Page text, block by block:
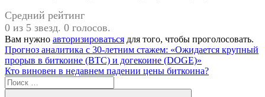
Средний рейтинг
0 из 5 звезд. 0 голосов.
Вам нужно авторизироваться для того, чтобы проголосовать.
Навигация
по
записям
Предыдущая
запись:
Прогноз аналитика с 30-летним стажем: «Ожидается крупный
прорыв в биткоине (BTC) и догекоине (DOGE)»
Следующая
запись:
Кто виновен в недавнем падении цены биткоина?
Поиск
для: